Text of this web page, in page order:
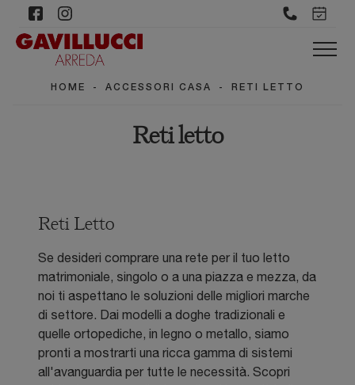
HOME - ACCESSORI CASA - RETI LETTO
Reti letto
Reti Letto
Se desideri comprare una rete per il tuo letto
matrimoniale, singolo o a una piazza e mezza, da
noi ti aspettano le soluzioni delle migliori marche
di settore. Dai modelli a doghe tradizionali e
quelle ortopediche, in legno o metallo, siamo
pronti a mostrarti una ricca gamma di sistemi
all'avanguardia per tutte le necessità. Scopri